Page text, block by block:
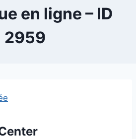
en ligne – ID
2959